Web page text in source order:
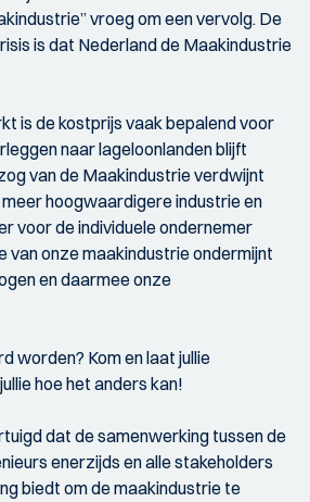
vroeg om een vervolg. De
is dat Nederland de Maakindustrie
is de kostprijs vaak bepalend voor
naar lageloonlanden blijft
van de Maakindustrie verdwijnt
hoogwaardigere industrie en
voor de individuele ondernemer
van onze maakindustrie ondermijnt
en daarmee onze
worden? Kom en laat jullie
hoe het anders kan!
dat de samenwerking tussen de
enerzijds en alle stakeholders
biedt om de maakindustrie te